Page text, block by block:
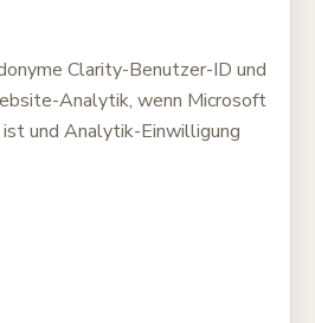
Clarity-Benutzer-ID und
Analytik, wenn Microsoft
und Analytik-Einwilligung